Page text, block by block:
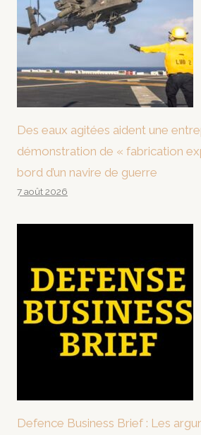
Des eaux agitées aident une
démonstration de « fabrication
bord d’un navire de guerre
7 août 2026
Defence Business Brief : Les